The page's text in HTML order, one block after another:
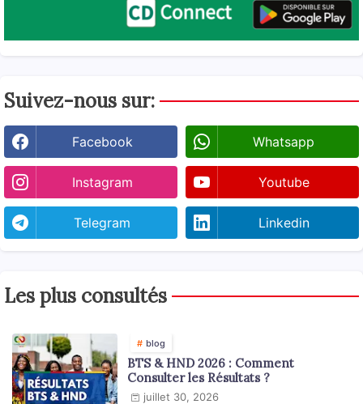
Suivez-nous sur:
Facebook Whatsapp
Instagram Youtube
Telegram Linkedin
Les plus consultés
blog
BTS & HND 2026 : Comment
Consulter les Résultats ?
juillet 30, 2026